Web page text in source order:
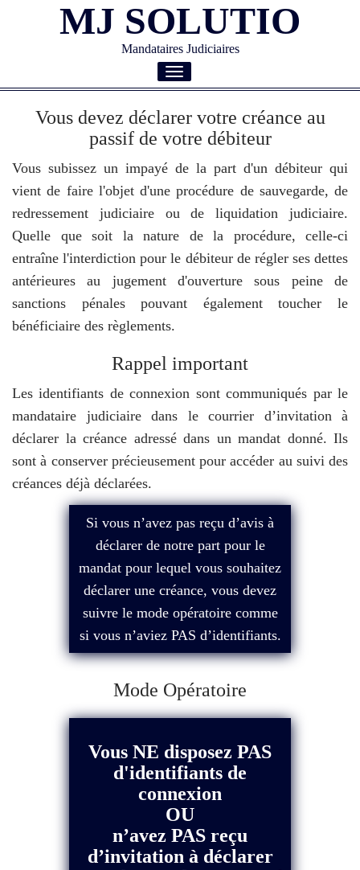
MJ SOLUTIO
Mandataires Judiciaires
Toggle
Vous devez déclarer votre créance au
passif de votre débiteur
Vous subissez un impayé de la part d'un débiteur qui
vient de faire l'objet d'une procédure de sauvegarde, de
redressement judiciaire ou de liquidation judiciaire.
Quelle que soit la nature de la procédure, celle-ci
entraîne l'interdiction pour le débiteur de régler ses dettes
antérieures au jugement d'ouverture sous peine de
sanctions pénales pouvant également toucher le
bénéficiaire des règlements.
Rappel important
Les identifiants de connexion sont communiqués par le
mandataire judiciaire dans le courrier d’invitation à
déclarer la créance adressé dans un mandat donné. Ils
sont à conserver précieusement pour accéder au suivi des
créances déjà déclarées.
Si vous n’avez pas reçu d’avis à
déclarer de notre part pour le
mandat pour lequel vous souhaitez
déclarer une créance, vous devez
suivre le mode opératoire comme
si vous n’aviez PAS d’identifiants.
Mode Opératoire
Vous NE disposez PAS
d'identifiants de
connexion
OU
n’avez PAS reçu
d’invitation à déclarer